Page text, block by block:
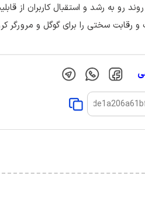
روند رو به رشد و استقبال کاربران
و رقابت سختی را برای گوگل و مرورگر